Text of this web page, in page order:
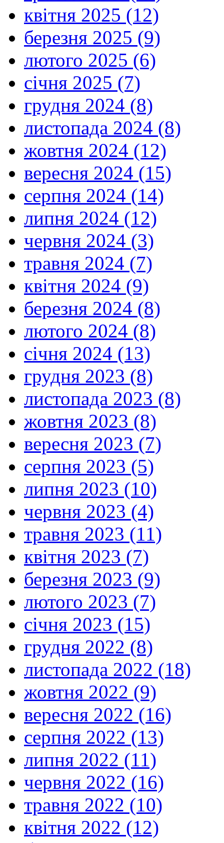
квітня 2025 (12)
березня 2025 (9)
лютого 2025 (6)
січня 2025 (7)
грудня 2024 (8)
листопада 2024 (8)
жовтня 2024 (12)
вересня 2024 (15)
серпня 2024 (14)
липня 2024 (12)
червня 2024 (3)
травня 2024 (7)
квітня 2024 (9)
березня 2024 (8)
лютого 2024 (8)
січня 2024 (13)
грудня 2023 (8)
листопада 2023 (8)
жовтня 2023 (8)
вересня 2023 (7)
серпня 2023 (5)
липня 2023 (10)
червня 2023 (4)
травня 2023 (11)
квітня 2023 (7)
березня 2023 (9)
лютого 2023 (7)
січня 2023 (15)
грудня 2022 (8)
листопада 2022 (18)
жовтня 2022 (9)
вересня 2022 (16)
серпня 2022 (13)
липня 2022 (11)
червня 2022 (16)
травня 2022 (10)
квітня 2022 (12)